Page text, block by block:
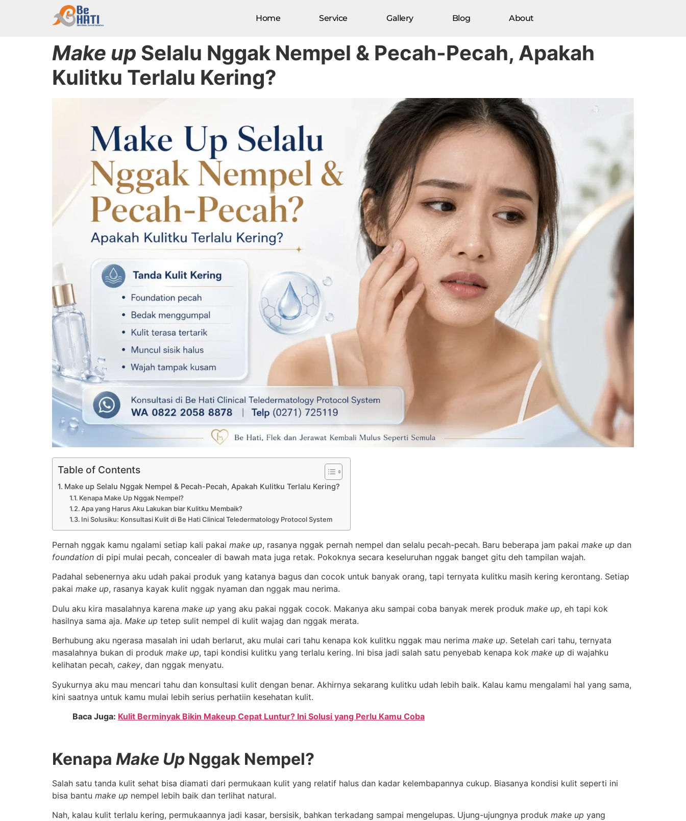
Home Service Gallery Blog About
Make up Selalu Nggak Nempel & Pecah-Pecah, Apakah
Kulitku Terlalu Kering?
Table of Contents
Make up Selalu Nggak Nempel & Pecah-Pecah, Apakah Kulitku Terlalu Kering?
Kenapa Make Up Nggak Nempel?
Apa yang Harus Aku Lakukan biar Kulitku Membaik?
Ini Solusiku: Konsultasi Kulit di Be Hati Clinical Teledermatology Protocol System
Pernah nggak kamu ngalami setiap kali pakai make up, rasanya nggak pernah nempel dan selalu pecah-pecah. Baru beberapa jam pakai make up dan
foundation di pipi mulai pecah, concealer di bawah mata juga retak. Pokoknya secara keseluruhan nggak banget gitu deh tampilan wajah.
Padahal sebenernya aku udah pakai produk yang katanya bagus dan cocok untuk banyak orang, tapi ternyata kulitku masih kering kerontang. Setiap
pakai make up, rasanya kayak kulit nggak nyaman dan nggak mau nerima.
Dulu aku kira masalahnya karena make up yang aku pakai nggak cocok. Makanya aku sampai coba banyak merek produk make up, eh tapi kok
hasilnya sama aja. Make up tetep sulit nempel di kulit wajag dan nggak merata.
Berhubung aku ngerasa masalah ini udah berlarut, aku mulai cari tahu kenapa kok kulitku nggak mau nerima make up. Setelah cari tahu, ternyata
masalahnya bukan di produk make up, tapi kondisi kulitku yang terlalu kering. Ini bisa jadi salah satu penyebab kenapa kok make up di wajahku
kelihatan pecah, cakey, dan nggak menyatu.
Syukurnya aku mau mencari tahu dan konsultasi kulit dengan benar. Akhirnya sekarang kulitku udah lebih baik. Kalau kamu mengalami hal yang sama,
kini saatnya untuk kamu mulai lebih serius perhatiin kesehatan kulit.
Baca Juga: Kulit Berminyak Bikin Makeup Cepat Luntur? Ini Solusi yang Perlu Kamu Coba
Kenapa Make Up Nggak Nempel?
Salah satu tanda kulit sehat bisa diamati dari permukaan kulit yang relatif halus dan kadar kelembapannya cukup. Biasanya kondisi kulit seperti ini
bisa bantu make up nempel lebih baik dan terlihat natural.
Nah, kalau kulit terlalu kering, permukaannya jadi kasar, bersisik, bahkan terkadang sampai mengelupas. Ujung-ujungnya produk make up yang